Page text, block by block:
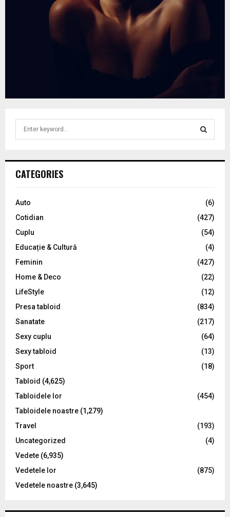
h
o
:
C
CATEGORIES
Auto
(6)
Cotidian
(427)
Cuplu
(54)
Educație & Cultură
(4)
Feminin
(427)
Home & Deco
(22)
LifeStyle
(12)
Presa tabloid
(834)
Sanatate
(217)
Sexy cuplu
(64)
Sexy tabloid
(13)
Sport
(18)
Tabloid (4,625)
Tabloidele lor
(454)
Tabloidele noastre (1,279)
Travel
(193)
Uncategorized
(4)
Vedete (6,935)
Vedetele lor
(875)
Vedetele noastre (3,645)